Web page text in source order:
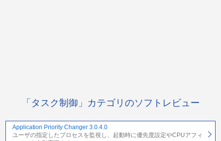
「タスク制御」カテゴリのソフトレビュー
Application Priority Changer 3.0.4.0
ユーザの指定したプロセスを監視し、起動時に優先度設定やCPUアフィ